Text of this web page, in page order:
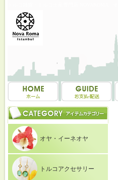
オヤ・イーネオヤ
トルコアクセサリー